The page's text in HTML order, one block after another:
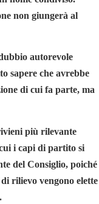
non giungerà al
autorevole
sapere che avrebbe
di cui fa parte, ma
più rilevante
i capi di partito si
del Consiglio, poiché
rilievo vengono elette